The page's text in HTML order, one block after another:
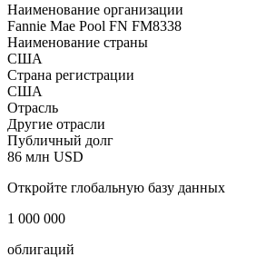
Наименование организации
Fannie Mae Pool FN FM8338
Наименование страны
США
Страна регистрации
США
Отрасль
Другие отрасли
Публичный долг
86 млн USD
Откройте глобальную базу данных
1 000 000
облигаций